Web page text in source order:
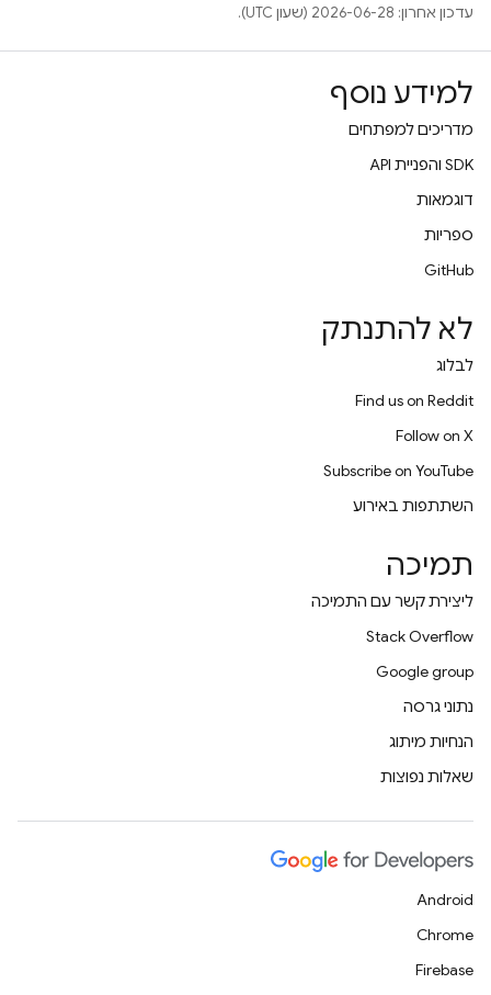
עדכון אחרון: 2026-06-28 (שעון UTC).
למידע נוסף
מדריכים למפתחים
‫SDK והפניית API
דוגמאות
ספריות
GitHub
לא להתנתק
לבלוג
Find us on Reddit
Follow on X
Subscribe on YouTube
השתתפות באירוע
תמיכה
ליצירת קשר עם התמיכה
Stack Overflow
Google group
נתוני גרסה
הנחיות מיתוג
שאלות נפוצות
Android
Chrome
Firebase